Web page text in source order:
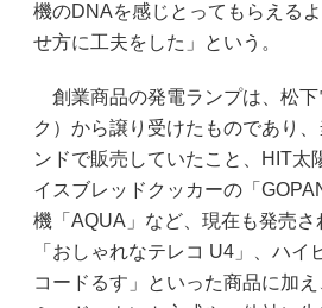
機のDNAを感じとってもらえる
せ方に工夫をした」という。
創業商品の発電ランプは、松下
ク）から譲り受けたものであり
ンドで販売していたこと、HIT太
イスブレッドクッカーの「
機「AQUA」など、現在も発売
「おしゃれなテレコ U4」、ハ
コードるす」といった商品に加